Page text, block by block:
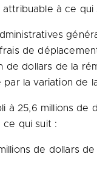
à ce qui
de
de dollars de la
la variation de
à 25,6 millions
qui suit :
de dollars